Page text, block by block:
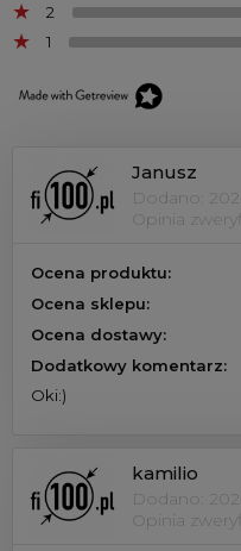
2
1
Janusz
Dodano:
Opinia
Ocena produktu:
Ocena sklepu:
Ocena dostawy:
Dodatkowy komentarz:
Oki:)
kamilio
Dodano:
Opinia